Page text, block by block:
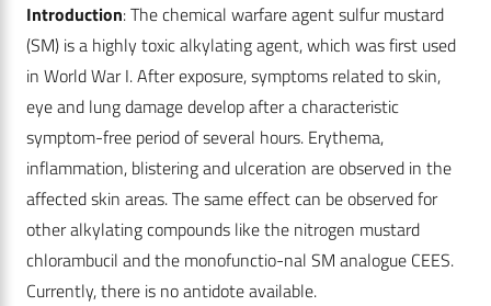
Introduction: The chemical warfare agent sulfur mustard
(SM) is a highly toxic alkylating agent, which was first used
in World War I. After exposure, symptoms related to skin,
eye and lung damage develop after a characteristic
symptom-free period of several hours. Erythema,
inflammation, blistering and ulceration are observed in the
affected skin areas. The same effect can be observed for
other alkylating compounds like the nitrogen mustard
chlorambucil and the monofunctio-nal SM analogue CEES.
Currently, there is no antidote available.